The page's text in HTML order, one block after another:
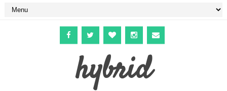
hybrid